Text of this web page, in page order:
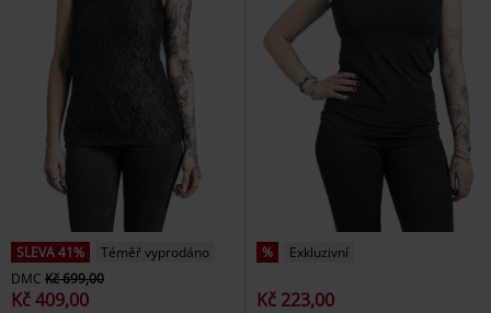
SLEVA 41%
Téměř vyprodáno
DMC Kč 699,00
Kč 409,00
% Exkluzivní
Kč 223,00